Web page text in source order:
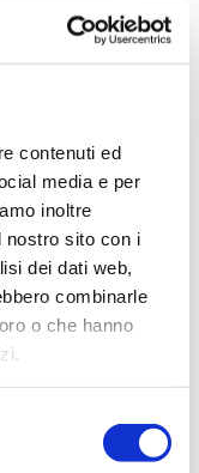
contenuti ed
media e per
inoltre
nostro sito con i
dei dati web,
combinarle
o che hanno